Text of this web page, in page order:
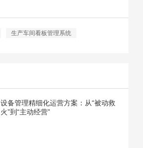
生产车间看板管理系统
设备管理精细化运营方案：从“被动救
火”到“主动经营”